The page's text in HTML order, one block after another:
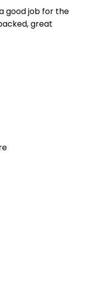
good job for the
great